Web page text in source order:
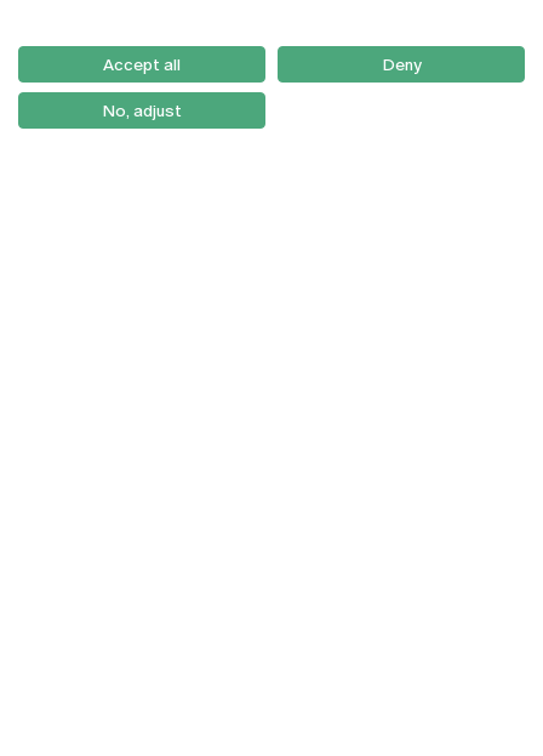
Como Chegar
Newsletter
Accept all Deny
No, adjust